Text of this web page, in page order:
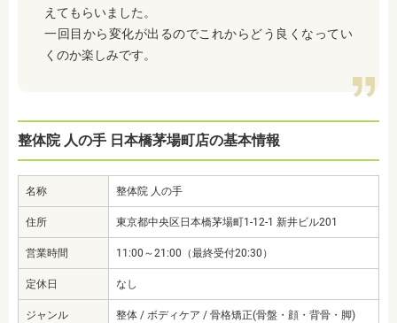
えてもらいました。
一回目から変化が出るのでこれからどう良くなってい
くのか楽しみです。
整体院 人の手 日本橋茅場町店の基本情報
名称 整体院 人の手
住所 東京都中央区日本橋茅場町1-12-1 新井ビル201
営業時間 11:00～21:00（最終受付20:30）
定休日 なし
ジャンル 整体 / ボディケア / 骨格矯正(骨盤・顔・背骨・脚)